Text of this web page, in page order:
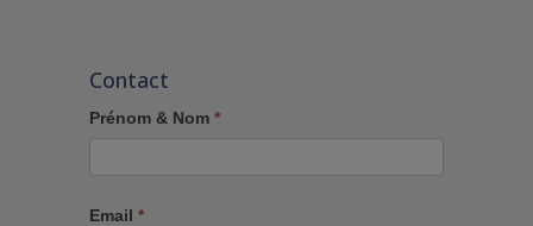
Contact
Prénom & Nom *
Email *